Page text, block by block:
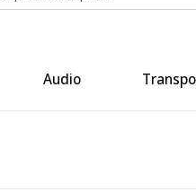
Audio